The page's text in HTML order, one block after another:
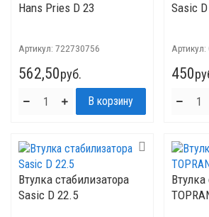
Hans Pries D 23
Артикул: 722730756
562,50руб.
Sasic
Артикул:
450
Втулка стабилизатора
Sasic D 22.5
Втулка